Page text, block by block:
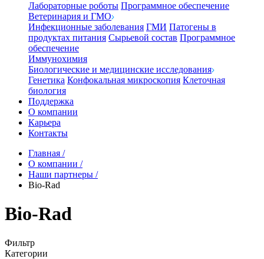
Лабораторные роботы Программное обеспечение
Ветеринария и ГМО
Инфекционные заболевания ГМИ Патогены в
продуктах питания Сырьевой состав Программное
обеспечение
Иммунохимия
Биологические и медицинские исследования
Генетика Конфокальная микроскопия Клеточная
биология
Поддержка
О компании
Карьера
Контакты
Главная /
О компании /
Наши партнеры /
Bio-Rad
Bio-Rad
Фильтр
Категории